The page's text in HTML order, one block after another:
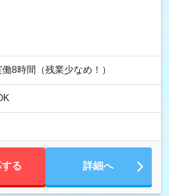
8時間（残業少なめ！）
る 詳細へ